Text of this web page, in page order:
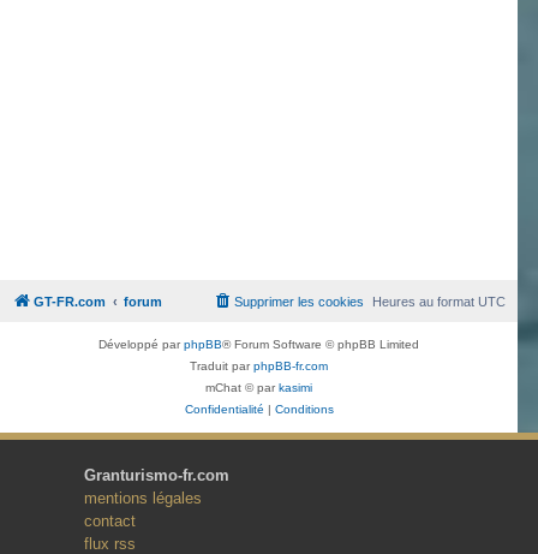
GT-FR.com forum Heures au formatUTC
Supprimer les cookies
Développé parphpBB® Forum Software © phpBB Limited
Traduit parphpBB-fr.com
mChat © parkasimi
Confidentialité | Conditions
Granturismo-fr.com
mentions légales
contact
flux rss